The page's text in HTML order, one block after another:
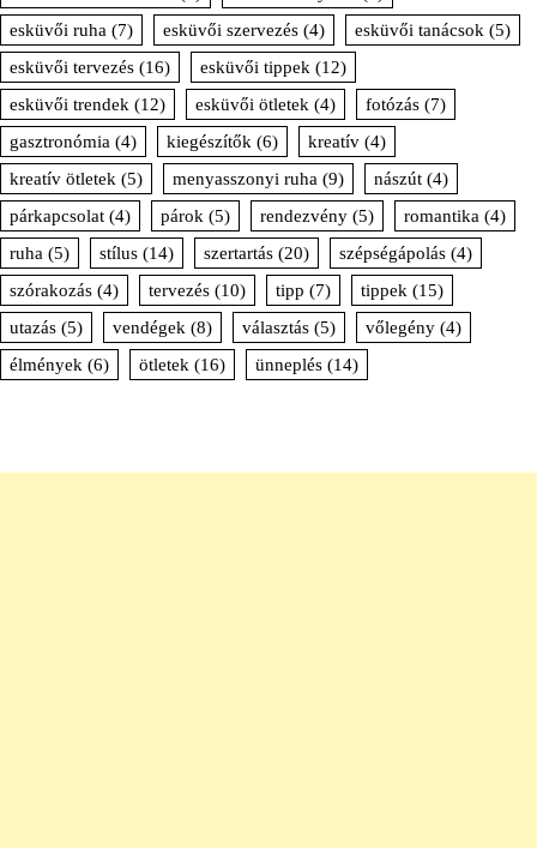
esküvői ruha (7) esküvői szervezés (4) esküvői tanácsok (5)
esküvői tervezés (16) esküvői tippek (12)
esküvői trendek (12) esküvői ötletek (4) fotózás (7)
gasztronómia (4) kiegészítők (6) kreatív (4)
kreatív ötletek (5) menyasszonyi ruha (9) nászút (4)
párkapcsolat (4) párok (5) rendezvény (5) romantika (4)
ruha (5) stílus (14) szertartás (20) szépségápolás (4)
szórakozás (4) tervezés (10) tipp (7) tippek (15)
utazás (5) vendégek (8) választás (5) vőlegény (4)
élmények (6) ötletek (16) ünneplés (14)